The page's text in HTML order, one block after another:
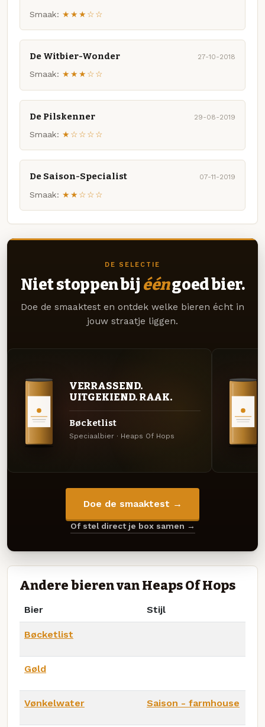
Smaak: ★★★☆☆
De Witbier-Wonder 27-10-2018
Smaak: ★★★☆☆
De Pilskenner 29-08-2019
Smaak: ★☆☆☆☆
De Saison-Specialist 07-11-2019
Smaak: ★★☆☆☆
DE SELECTIE
Niet stoppen bij ééngoed bier.
Doe de smaaktest en ontdek welke bieren écht in
jouw straatje liggen.
VERRASSEND.
UITGEKIEND. RAAK.
Bøcketlist
Speciaalbier · Heaps Of Hops
Doe de smaaktest →
Of stel direct je box samen →
Andere bieren van Heaps Of Hops
Bier Stijl
Bøcketlist
Gøld
Vønkelwater Saison - farmhouse